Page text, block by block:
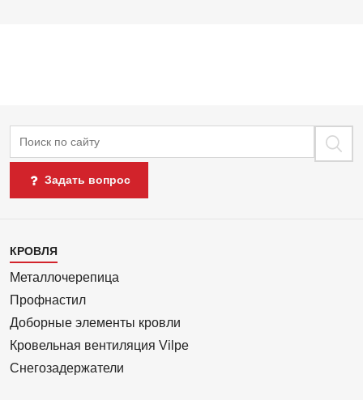
Поиск
Задать вопрос
Каталог
1
КРОВЛЯ
Металлочерепица
Профнастил
Доборные элементы кровли
Кровельная вентиляция Vilpe
Снегозадержатели